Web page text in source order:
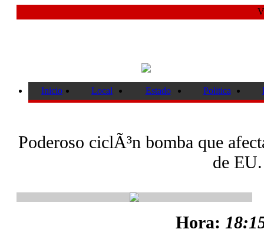
Inicio Local Estado Politica
Poderoso ciclÃ³n bomba que
de EU.
Hora: